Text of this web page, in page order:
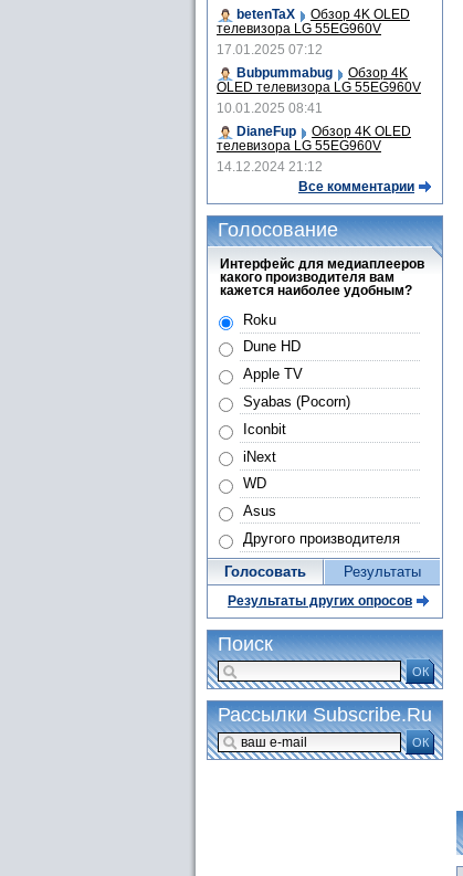
betenTaX
Обзор 4K OLED
телевизора LG 55EG960V
17.01.2025 07:12
Bubpummabug
Обзор 4K
OLED телевизора LG 55EG960V
10.01.2025 08:41
DianeFup
Обзор 4K OLED
телевизора LG 55EG960V
14.12.2024 21:12
Все комментарии
Голосование
Интерфейс для медиаплееров
какого производителя вам
кажется наиболее удобным?
Roku
Dune HD
Apple TV
Syabas (Pocorn)
Iconbit
iNext
WD
Asus
Другого производителя
Голосовать Результаты
Результаты других опросов
Поиск
ОК
Рассылки Subscribe.Ru
ОК